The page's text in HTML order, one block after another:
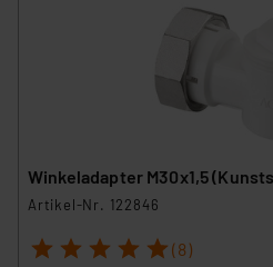
Winkeladapter M30x1,5
Artikel-Nr. 122846
1 2 3 4 5 (8)